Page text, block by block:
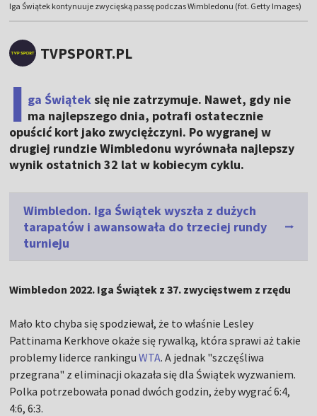
Iga Świątek kontynuuje zwycięską passę podczas Wimbledonu (fot. Getty Images)
TVPSPORT.PL
I ga Świąteksię nie zatrzymuje. Nawet, gdy nie
ma najlepszego dnia, potrafi ostatecznie
opuścić kort jako zwyciężczyni. Po wygranej w
drugiej rundzie Wimbledonu wyrównała najlepszy
wynik ostatnich 32 lat w kobiecym cyklu.
Wimbledon. Iga Świątek wyszła z dużych
tarapatów i awansowała do trzeciej rundy
turnieju
Wimbledon 2022. Iga Świątek z 37. zwycięstwem z rzędu
Mało kto chyba się spodziewał, że to właśnie Lesley
Pattinama Kerkhove okaże się rywalką, która sprawi aż takie
problemy liderce rankinguWTA. A jednak "szczęśliwa
przegrana" z eliminacji okazała się dla Świątek wyzwaniem.
Polka potrzebowała ponad dwóch godzin, żeby wygrać 6:4,
4:6, 6:3.